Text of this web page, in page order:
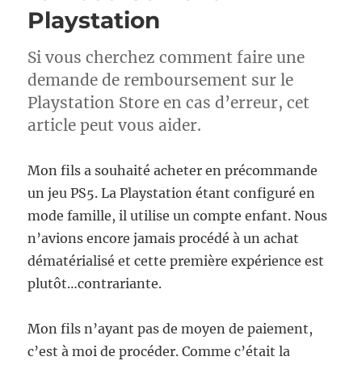
Playstation
Si vous cherchez comment faire une
demande de remboursement sur le
Playstation Store en cas d’erreur, cet
article peut vous aider.
Mon fils a souhaité acheter en précommande
un jeu PS5. La Playstation étant configuré en
mode famille, il utilise un compte enfant. Nous
n’avions encore jamais procédé à un achat
dématérialisé et cette première expérience est
plutôt…contrariante.
Mon fils n’ayant pas de moyen de paiement,
c’est à moi de procéder. Comme c’était la